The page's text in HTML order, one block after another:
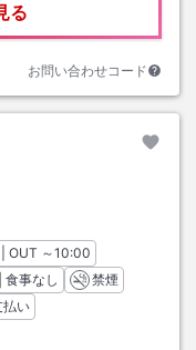
る
お問い合わせコード
ン
| OUT チェックアウト
～10:00
食事なし
禁煙
払い